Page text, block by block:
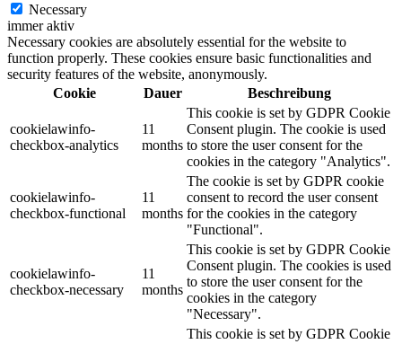
Necessary
immer aktiv
Necessary cookies are absolutely essential for the website to
function properly. These cookies ensure basic functionalities and
security features of the website, anonymously.
Cookie
Dauer Beschreibung
cookielawinfo-
checkbox-analytics
11
months
This cookie is set by GDPR Cookie
Consent plugin. The cookie is used
to store the user consent for the
cookies in the category "Analytics".
cookielawinfo-
checkbox-functional
11
months
The cookie is set by GDPR cookie
consent to record the user consent
for the cookies in the category
"Functional".
cookielawinfo-
checkbox-necessary
11
months
This cookie is set by GDPR Cookie
Consent plugin. The cookies is used
to store the user consent for the
cookies in the category
"Necessary".
This cookie is set by GDPR Cookie